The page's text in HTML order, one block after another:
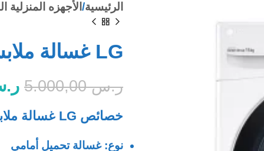
الرئيسية الأجهزه المنزلية
LG غسالة ملابس, 15 كيلو, أبيض
ر.س5.000,00
خصائص LG غسالة ملابس:
نوع: غسالة تحميل أمامي